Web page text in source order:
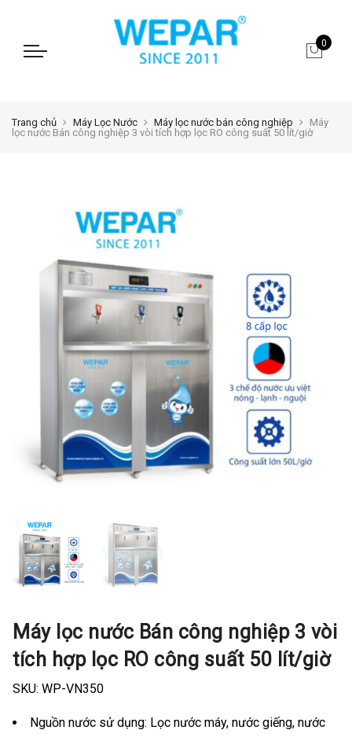
0
Trang chủ Máy Lọc Nước Máy lọc nước bán công nghiệp
Máy
lọc nước Bán công nghiệp 3 vòi tích hợp lọc RO công suất 50 lít/giờ
Máy lọc nước Bán công nghiệp 3 vòi
tích hợp lọc RO công suất 50 lít/giờ
SKU: WP-VN350
Nguồn nước sử dụng: Lọc nước máy, nước giếng, nước